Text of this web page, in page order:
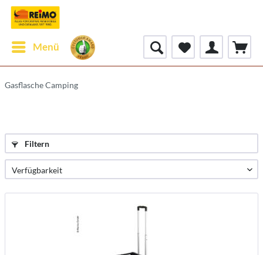
Menü
Gasflasche Camping
Filtern